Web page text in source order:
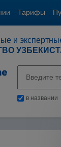
Тарифы
и
в названии